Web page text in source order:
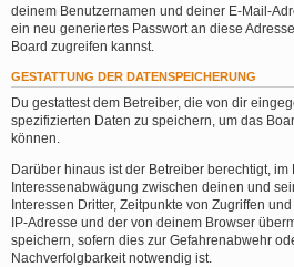
deinem Benutzernamen und deiner E-Mail-
ein neu generiertes Passwort an diese
Board zugreifen kannst.
GESTATTUNG DER DATENSPEICHERUNG
Du gestattest dem Betreiber, die von dir
spezifizierten Daten zu speichern, um das
können.
Darüber hinaus ist der Betreiber berechtigt, im
Interessenabwägung zwischen deinen und
Interessen Dritter, Zeitpunkte von Zugriffen
IP-Adresse und der von deinem Browser
speichern, sofern dies zur Gefahrenabwehr
Nachverfolgbarkeit notwendig ist.